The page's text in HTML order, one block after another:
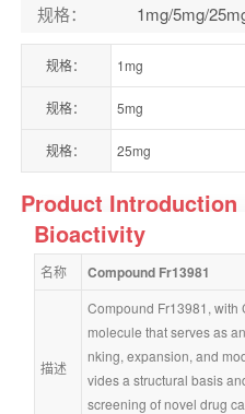
规格： 1mg/5mg/
规格： 1mg
规格： 5mg
规格： 25mg
Product Introduction
Bioactivity
名称 Compound Fr13981
描述
Compound Fr13981, with
molecule that serves as
nking, expansion, and
vides a structural basis
screening of novel drug